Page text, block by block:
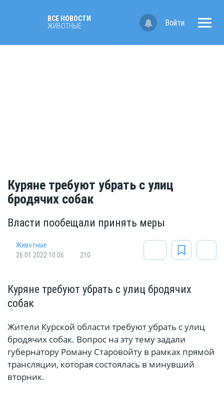
ВСЕ НОВОСТИ
ЖИВОТНЫЕ
Войти
Куряне требуют убрать с улиц
бродячих собак
Власти пообещали принять меры
Животные
26.01.2022 10:06
210
Куряне требуют убрать с улиц бродячих
собак
Жители Курской области требуют убрать с улиц
бродячих собак. Вопрос на эту тему задали
губернатору Роману Старовойту в рамках прямой
трансляции, которая состоялась в минувший
вторник.